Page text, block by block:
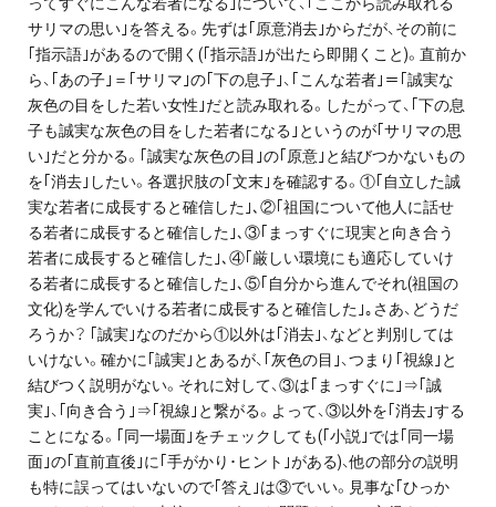
サリマの思い｣を答える。先ずは｢原意消去｣からだが、その前に
｢指示語｣があるので開く(｢指示語｣が出たら即開くこと)。直前か
ら、｢あの子｣＝｢サリマ｣の｢下の息子｣、｢こんな若者｣＝｢誠実な
灰色の目をした若い女性｣だと読み取れる。したがって、｢下の息
子も誠実な灰色の目をした若者になる｣というのが｢サリマの思
い｣だと分かる。｢誠実な灰色の目｣の｢原意｣と結びつかないもの
を｢消去｣したい。各選択肢の｢文末｣を確認する。①｢自立した誠
実な若者に成長すると確信した｣､②｢祖国について他人に話せ
る若者に成長すると確信した｣､③｢まっすぐに現実と向き合う
若者に成長すると確信した｣､④｢厳しい環境にも適応していけ
る若者に成長すると確信した｣､⑤｢自分から進んでそれ(祖国の
文化)を学んでいける若者に成長すると確信した｣｡さあ、どうだ
ろうか？ ｢誠実｣なのだから①以外は｢消去｣、などと判別しては
いけない。確かに｢誠実｣とあるが、｢灰色の目｣、つまり｢視線｣と
結びつく説明がない。それに対して、③は｢まっすぐに｣⇒｢誠
実｣、｢向き合う｣⇒｢視線｣と繋がる。よって、③以外を｢消去｣する
ことになる。｢同一場面｣をチェックしても(｢小説｣では｢同一場
面｣の｢直前直後｣に｢手がかり･ヒント｣がある)、他の部分の説明
も特に誤ってはいないので｢答え｣は③でいい。見事な｢ひっか